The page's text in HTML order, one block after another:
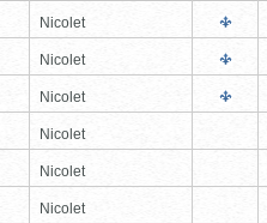
Nicolet
Nicolet
Nicolet
Nicolet
Nicolet
Nicolet